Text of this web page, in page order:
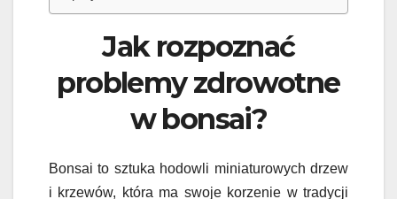
Jak rozpoznać
problemy zdrowotne
w bonsai?
Bonsai to sztuka hodowli miniaturowych drzew
i krzewów, która ma swoje korzenie w tradycji